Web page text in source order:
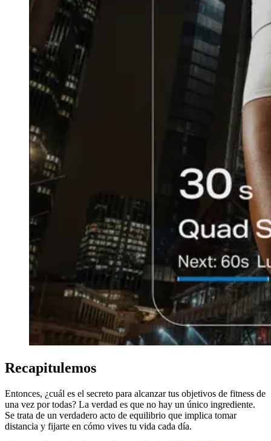
Recapitulemos
Entonces, ¿cuál es el secreto para alcanzar tus objetivos de fitness de
una vez por todas? La verdad es que no hay un único ingrediente.
Se trata de un verdadero acto de equilibrio que implica tomar
distancia y fijarte en cómo vives tu vida cada día.